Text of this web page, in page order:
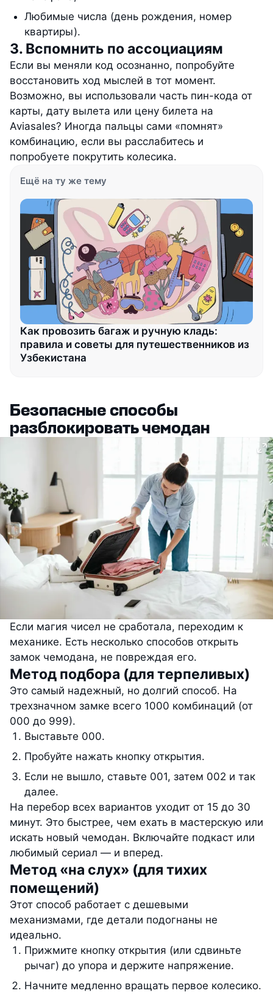
Любимые числа (день рождения, номер
квартиры).
3. Вспомнить по ассоциациям
Если вы меняли код осознанно, попробуйте
восстановить ход мыслей в тот момент.
Возможно, вы использовали часть пин-кода от
карты, дату вылета или цену билета на
Aviasales? Иногда пальцы сами «помнят»
комбинацию, если вы расслабитесь и
попробуете покрутить колесика.
Ещё на ту же тему
Как провозить багаж и ручную кладь:
правила и советы для путешественников из
Узбекистана
Безопасные способы
разблокировать чемодан
Если магия чисел не сработала, переходим к
механике. Есть несколько способов открыть
замок чемодана, не повреждая его.
Метод подбора (для терпеливых)
Это самый надежный, но долгий способ. На
трехзначном замке всего 1000 комбинаций (от
000 до 999).
Выставьте 000.
Пробуйте нажать кнопку открытия.
Если не вышло, ставьте 001, затем 002 и так
далее.
На перебор всех вариантов уходит от 15 до 30
минут. Это быстрее, чем ехать в мастерскую или
искать новый чемодан. Включайте подкаст или
любимый сериал — и вперед.
Метод «на слух» (для тихих
помещений)
Этот способ работает с дешевыми
механизмами, где детали подогнаны не
идеально.
Прижмите кнопку открытия (или сдвиньте
рычаг) до упора и держите напряжение.
Начните медленно вращать первое колесико.